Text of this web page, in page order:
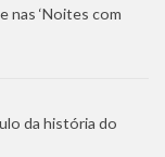
nas ‘Noites com
da história do